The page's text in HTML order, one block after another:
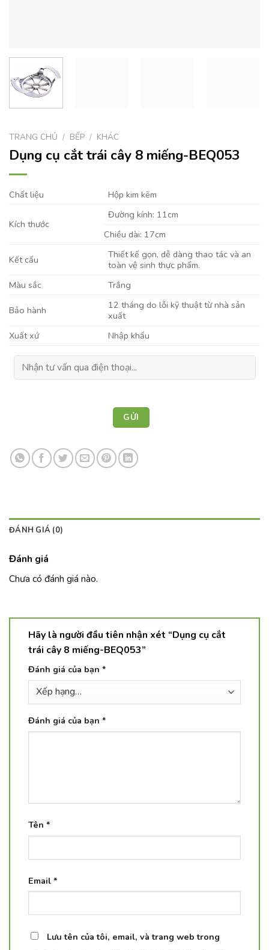
TRANG CHỦ / BẾP / KHÁC
Dụng cụ cắt trái cây 8 miếng-BEQ053
Chất liệu Hộp kim kẽm
Kích thước
Đường kính: 11cm
Chiều dài: 17cm
Kết cấu
Thiết kế gọn, dễ dàng thao tác và an
toàn vệ sinh thực phẩm.
Màu sắc
Trắng
Bảo hành
12 tháng do lỗi kỹ thuật từ nhà sản
xuất
Xuất xứ
Nhập khẩu
ĐÁNH GIÁ (0)
Đánh giá
Chưa có đánh giá nào.
Hãy là người đầu tiên nhận xét “Dụng cụ cắt
trái cây 8 miếng-BEQ053”
Đánh giá của bạn *
Đánh giá của bạn *
Tên *
Email *
Lưu tên của tôi, email, và trang web trong